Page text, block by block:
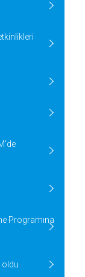
Programına
oldu